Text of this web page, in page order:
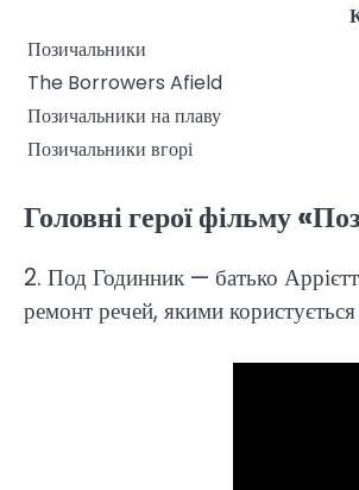
Позичальники
The Borrowers Afield
Позичальники на плаву
Позичальники вгорі
Головні герої фільму
2. Под Годинник — батько
ремонт речей, якими